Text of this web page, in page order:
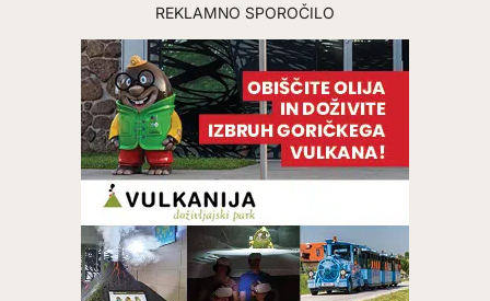
REKLAMNO SPOROČILO